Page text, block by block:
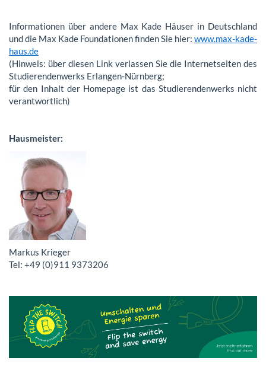
Informationen über andere Max Kade Häuser in Deutschland
und die Max Kade Foundationen finden Sie hier: www.max-kade-
haus.de
(Hinweis: über diesen Link verlassen Sie die Internetseiten des
Studierendenwerks Erlangen-Nürnberg;
für den Inhalt der Homepage ist das Studierendenwerks nicht
verantwortlich)
Hausmeister:
Markus Krieger
Tel: +49 (0)911 9373206